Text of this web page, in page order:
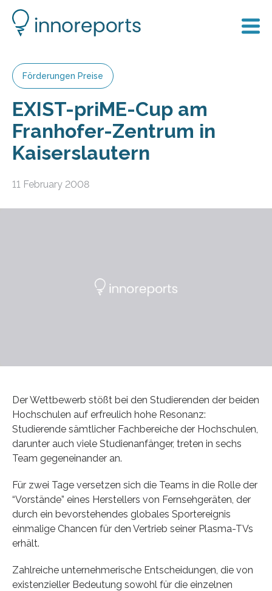
Förderungen Preise
EXIST-priME-Cup am
Franhofer-Zentrum in
Kaiserslautern
11 February 2008
Der Wettbewerb stößt bei den Studierenden der beiden
Hochschulen auf erfreulich hohe Resonanz:
Studierende sämtlicher Fachbereiche der Hochschulen,
darunter auch viele Studienanfänger, treten in sechs
Team gegeneinander an.
Für zwei Tage versetzen sich die Teams in die Rolle der
“Vorstände” eines Herstellers von Fernsehgeräten, der
durch ein bevorstehendes globales Sportereignis
einmalige Chancen für den Vertrieb seiner Plasma-TVs
erhält.
Zahlreiche unternehmerische Entscheidungen, die von
existenzieller Bedeutung sowohl für die einzelnen